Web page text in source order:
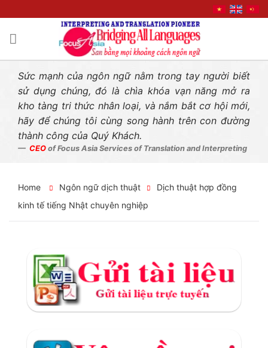
Sức mạnh của ngôn ngữ nằm trong tay người biết
sử dụng chúng, đó là chìa khóa vạn năng mở ra
kho tàng tri thức nhân loại, và nắm bắt cơ hội mới,
hãy để chúng tôi cùng song hành trên con đường
thành công của Quý Khách.
CEO of Focus Asia Services of Translation and Interpreting
Home Ngôn ngữ dịch thuật
Dịch thuật hợp đồng
kinh tế tiếng Nhật chuyên nghiệp